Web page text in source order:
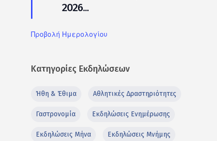
2026...
Προβολή Ημερολογίου
Κατηγορίες Εκδηλώσεων
Ήθη & Έθιμα Αθλητικές Δραστηριότητες
Γαστρονομία Εκδηλώσεις Ενημέρωσης
Εκδηλώσεις Μήνα Εκδηλώσεις Μνήμης